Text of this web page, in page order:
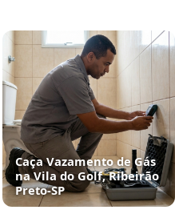
Caça Vazamento de Gás
na Vila do Golf, Ribeirão
Preto‑SP